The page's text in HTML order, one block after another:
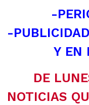
-
-
Y EN
DE
NOTICIAS